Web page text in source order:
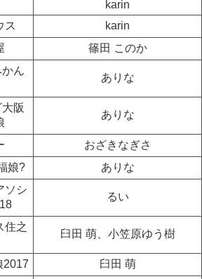
karin
ス
karin
篠田 このか
ん
ありな
阪
ありな
おざきなぎさ
娘?
ありな
ソシ
るい
住之
臼田 萌、小笠原ゆう樹
2017
臼田 萌